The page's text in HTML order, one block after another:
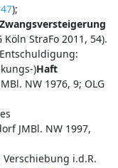
);
Zwangsversteigerung
StraFo 2011, 54).
)Haft
NW 1976, 9; OLG
JMBl. NW 1997,
i.d.R.